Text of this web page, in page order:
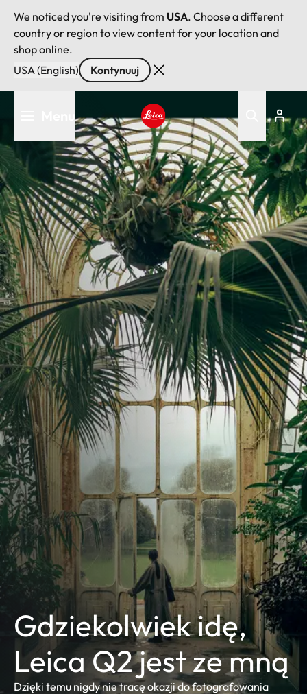
We noticed you're visiting from USA. Choose a different
country or region to view content for your location and
shop online.
USA (English)
Kontynuuj
Leica logo - Home
Gdziekolwiek idę,
Leica Q2 jest ze mną
Dzięki temu nigdy nie tracę okazji do fotografowania